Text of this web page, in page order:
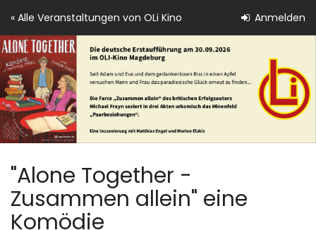
Zum
Inhalt
springen
Anmelden
« Alle Veranstaltungen von OLi Kino
"Alone Together -
Zusammen allein" eine
Komödie